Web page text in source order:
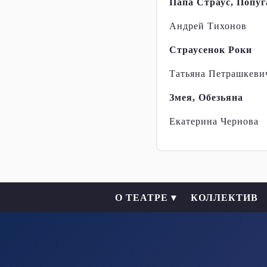
Папа Страус,
Андрей Тихонов
Страусенок Роки
Татьяна
Змея, Обезьяна
Екатерина Чернова
О ТЕАТРЕ ▾ КОЛЛЕКТИВ